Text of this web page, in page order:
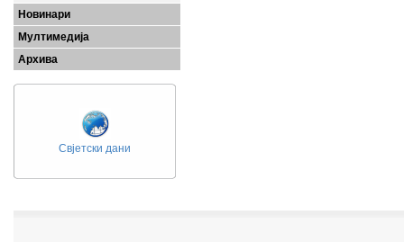
Новинари
Мултимедија
Архива
Свјетски дани